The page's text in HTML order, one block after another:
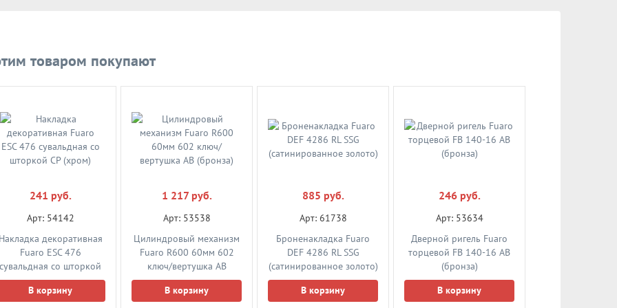
3 786 руб.
Арт: 59654
Ручка-скоба Fuaro PH-
45-32/600-INOX с
под 45 град.
В корзину
1 262 руб.
Арт: 53685
Дверная ручка скоба
Fuaro PH-22-25/300-
INOX (нержавейка 201)
В корзину
2 050 руб.
Дверная ручка скоба
Fuaro PH-21-25/300-
INOX (нержавейка 304)
В корзину
4 921 руб.
Ручка-скоба Fuaro PH-
26-38/1500-INOX black
(нержавейка 304)
В корзину
товаром покупают
241 руб.
Арт: 54142
декоративная
Fuaro ESC 476
сувальдная со шторкой
СP (хром)
В корзину
1 217 руб.
Арт: 53538
Цилиндровый механизм
Fuaro R600 60мм 602
ключ/вертушка AB
(бронза)
В корзину
885 руб.
Арт: 61738
Броненакладка Fuaro
DEF 4286 RL SSG
(сатинированное золото)
В корзину
246 руб.
Арт: 53634
Дверной ригель Fuaro
торцевой FB 140-16 AB
(бронза)
В корзину